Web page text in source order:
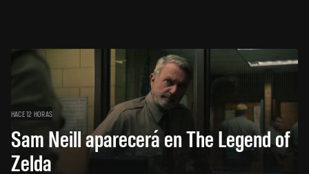
HACE 12 HORAS
Sam Neill aparecerá en The Legend of
Zelda